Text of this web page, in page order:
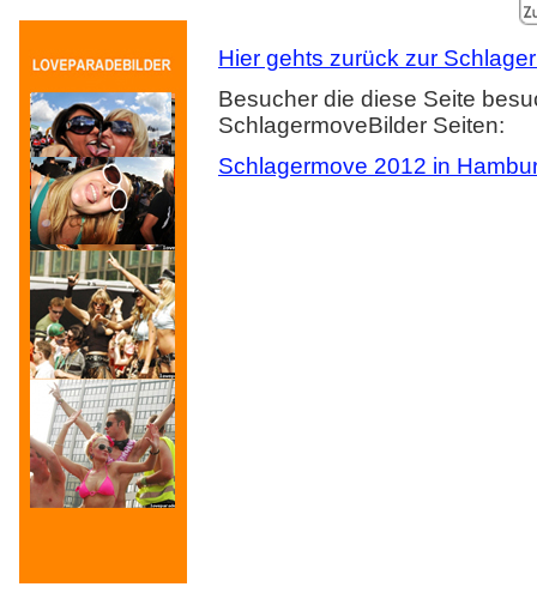
Hier gehts zurück zur
Besucher die diese Seite
SchlagermoveBilder Seiten:
Schlagermove 2012 in